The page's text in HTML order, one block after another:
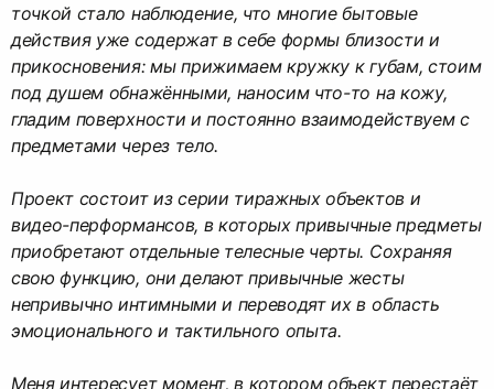
точкой стало наблюдение, что многие бытовые
действия уже содержат в себе формы близости и
прикосновения: мы прижимаем кружку к губам, стоим
под душем обнажёнными, наносим что-то на кожу,
гладим поверхности и постоянно взаимодействуем с
предметами через тело.
Проект состоит из серии тиражных объектов и
видео-перформансов, в которых привычные предметы
приобретают отдельные телесные черты. Сохраняя
свою функцию, они делают привычные жесты
непривычно интимными и переводят их в область
эмоционального и тактильного опыта.
Меня интересует момент, в котором объект перестаёт